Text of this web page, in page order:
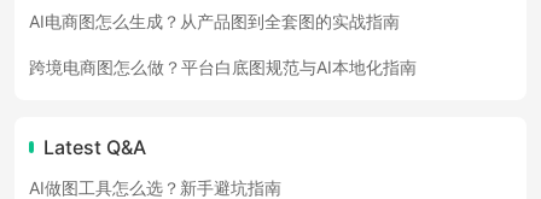
AI电商图怎么生成？从产品图到全套图的实战指南
跨境电商图怎么做？平台白底图规范与AI本地化指南
Latest Q&A
AI做图工具怎么选？新手避坑指南